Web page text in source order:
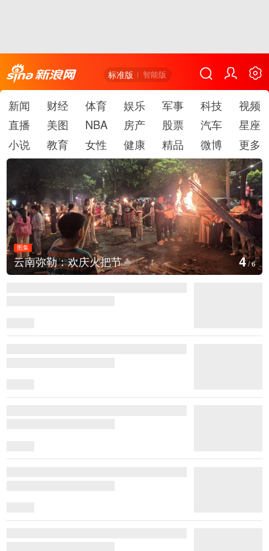
标准版 智能版
新闻 财经 体育 娱乐 军事 科技
视频
直播
美图 NBA 房产 股票 汽车
星座
小说
教育 女性 健康 精品 微博 更多
图集
江西铅山：千灯点亮葛仙村 5/6